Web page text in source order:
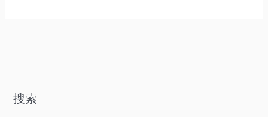
搜索